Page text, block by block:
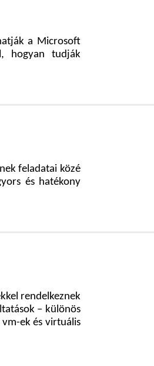
a Microsoft
hogyan tudják
feladatai közé
és hatékony
rendelkeznek
– különös
ek és virtuális